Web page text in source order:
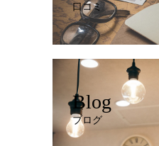
口コミ
Blog
ブログ